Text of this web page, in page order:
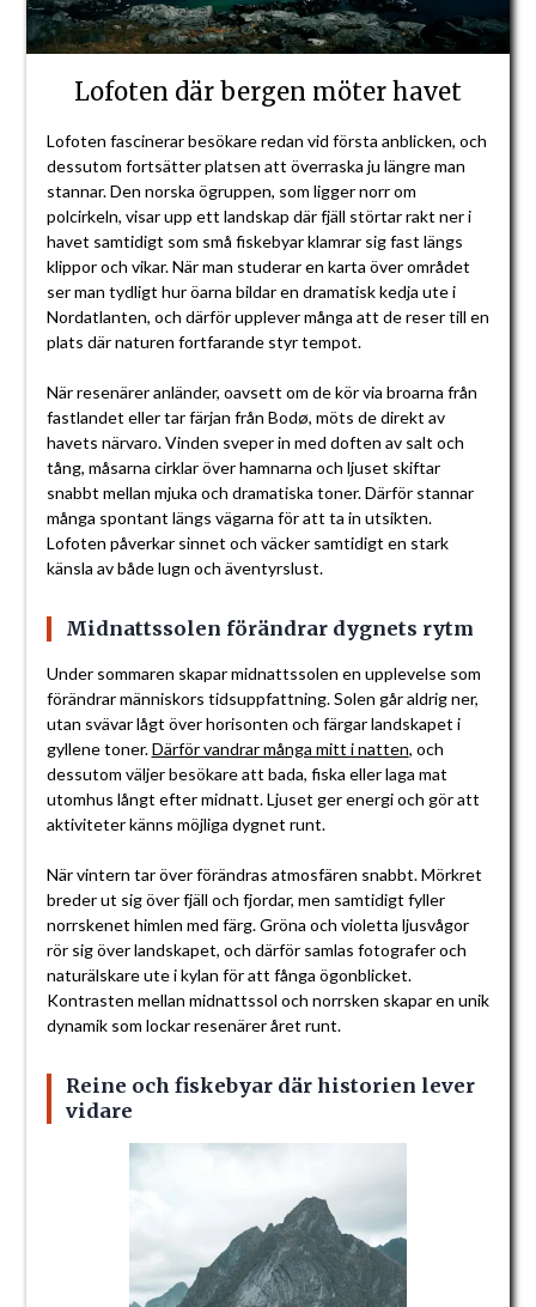
Lofoten där bergen möter havet
Lofoten fascinerar besökare redan vid första anblicken, och
dessutom fortsätter platsen att överraska ju längre man
stannar. Den norska ögruppen, som ligger norr om
polcirkeln, visar upp ett landskap där fjäll störtar rakt ner i
havet samtidigt som små fiskebyar klamrar sig fast längs
klippor och vikar. När man studerar en karta över området
ser man tydligt hur öarna bildar en dramatisk kedja ute i
Nordatlanten, och därför upplever många att de reser till en
plats där naturen fortfarande styr tempot.
När resenärer anländer, oavsett om de kör via broarna från
fastlandet eller tar färjan från Bodø, möts de direkt av
havets närvaro. Vinden sveper in med doften av salt och
tång, måsarna cirklar över hamnarna och ljuset skiftar
snabbt mellan mjuka och dramatiska toner. Därför stannar
många spontant längs vägarna för att ta in utsikten.
Lofoten påverkar sinnet och väcker samtidigt en stark
känsla av både lugn och äventyrslust.
Midnattssolen förändrar dygnets rytm
Under sommaren skapar midnattssolen en upplevelse som
förändrar människors tidsuppfattning. Solen går aldrig ner,
utan svävar lågt över horisonten och färgar landskapet i
gyllene toner.Därför vandrar många mitt i natten, och
dessutom väljer besökare att bada, fiska eller laga mat
utomhus långt efter midnatt. Ljuset ger energi och gör att
aktiviteter känns möjliga dygnet runt.
När vintern tar över förändras atmosfären snabbt. Mörkret
breder ut sig över fjäll och fjordar, men samtidigt fyller
norrskenet himlen med färg. Gröna och violetta ljusvågor
rör sig över landskapet, och därför samlas fotografer och
naturälskare ute i kylan för att fånga ögonblicket.
Kontrasten mellan midnattssol och norrsken skapar en unik
dynamik som lockar resenärer året runt.
Reine och fiskebyar där historien lever
vidare